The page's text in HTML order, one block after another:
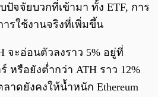
บปัจจัยบวกที่เข้ามา ทั้ง ETF, การ
รใช้งานจริงที่เพิ่มขึ้น
จะอ่อนตัวลงราว 5% อยู่ที่
หรือยังต่ำกว่า ATH ราว 12%
ดยังคงให้น้ำหนัก Ethereum